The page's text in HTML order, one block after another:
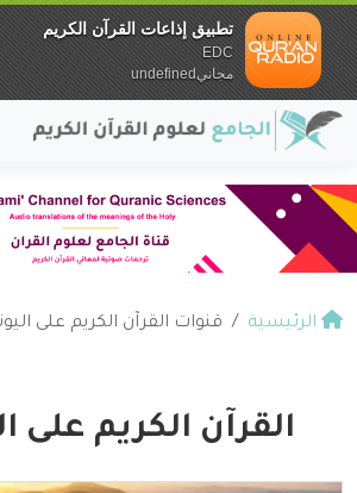
الرئيسية قنوات القرآن الكريم على
القرآن الكريم على
تطبيق إذاعات القرآن الكريم
EDC
مجانيundefined